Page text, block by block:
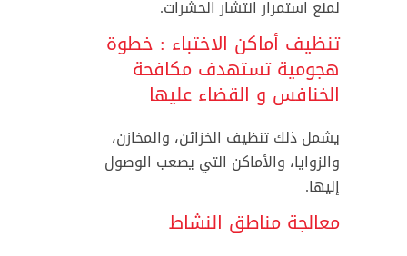
لمنع استمرار انتشار الحشرات.
تنظيف أماكن الاختباء : خطوة
هجومية تستهدف مكافحة
الخنافس و القضاء عليها
يشمل ذلك تنظيف الخزائن، والمخازن،
والزوايا، والأماكن التي يصعب الوصول
إليها.
معالجة مناطق النشاط